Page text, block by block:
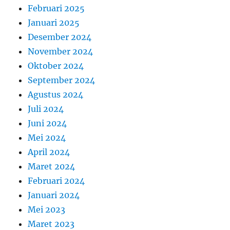
Februari 2025
Januari 2025
Desember 2024
November 2024
Oktober 2024
September 2024
Agustus 2024
Juli 2024
Juni 2024
Mei 2024
April 2024
Maret 2024
Februari 2024
Januari 2024
Mei 2023
Maret 2023